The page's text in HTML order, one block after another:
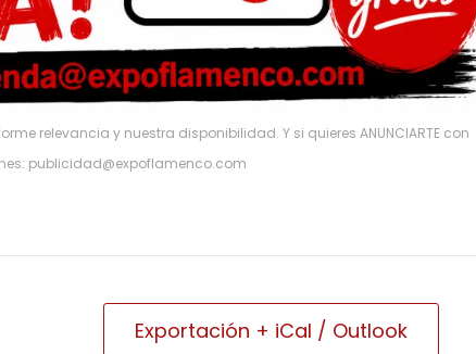
relevancia y nuestra disponibilidad. Y si quieres ANUNCIARTE con
publicidad@expoflamenco.com
Exportación + iCal / Outlook